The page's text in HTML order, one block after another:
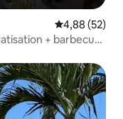
Évaluation
4,88 (52)
+ barbecue